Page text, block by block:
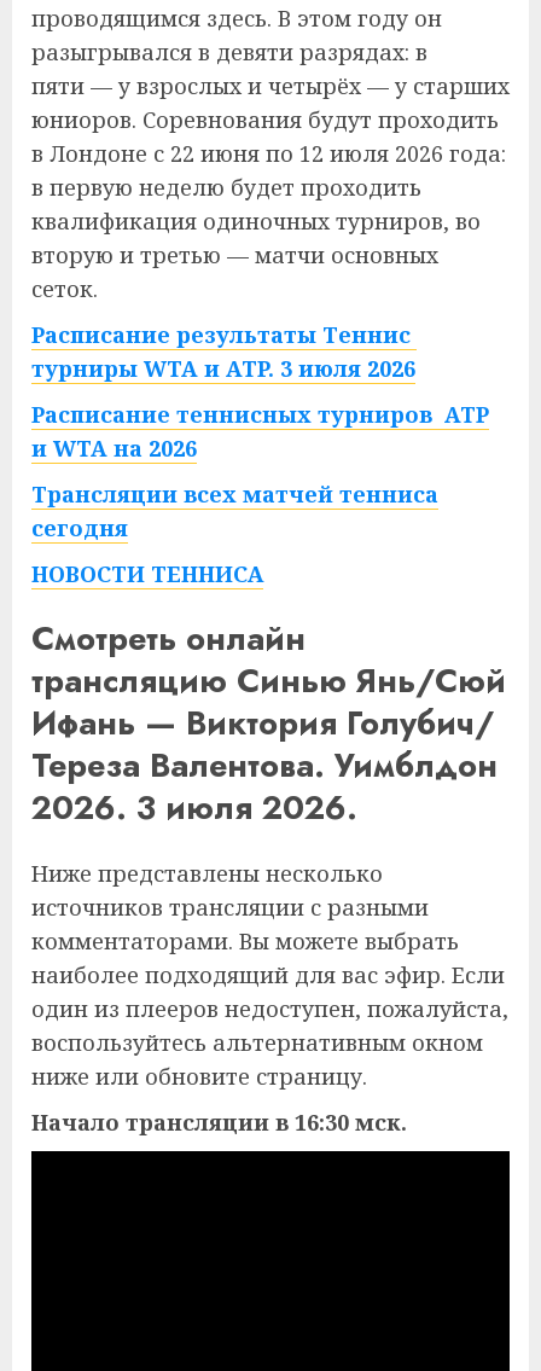
проводящимся здесь. В этом году он
разыгрывался в девяти разрядах: в
пяти — у взрослых и четырёх — у старших
юниоров. Соревнования будут проходить
в Лондоне с 22 июня по 12 июля 2026 года:
в первую неделю будет проходить
квалификация одиночных турниров, во
вторую и третью — матчи основных
сеток.
Расписание результаты Теннис
турниры WTA и ATP. 3 июля 2026
Расписание теннисных турниров ATP
и WTA на 2026
Трансляции всех матчей тенниса
сегодня
НОВОСТИ ТЕННИСА
Смотреть онлайн
трансляцию Синью Янь/Сюй
Ифань — Виктория Голубич/
Тереза Валентова. Уимблдон
2026. 3 июля 2026.
Ниже представлены несколько
источников трансляции с разными
комментаторами. Вы можете выбрать
наиболее подходящий для вас эфир. Если
один из плееров недоступен, пожалуйста,
воспользуйтесь альтернативным окном
ниже или обновите страницу.
Начало трансляции в 16:30 мск.